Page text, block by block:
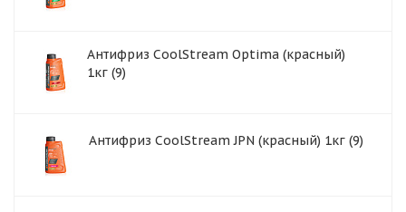
Антифриз CoolStream Optima (красный)
1кг (9)
Антифриз CoolStream JPN (красный) 1кг (9)